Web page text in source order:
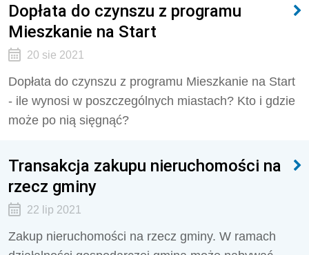
Dopłata do czynszu z programu
Mieszkanie na Start
20 sie 2021
Dopłata do czynszu z programu Mieszkanie na Start
- ile wynosi w poszczególnych miastach? Kto i gdzie
może po nią sięgnąć?
Transakcja zakupu nieruchomości na
rzecz gminy
22 lip 2021
Zakup nieruchomości na rzecz gminy. W ramach